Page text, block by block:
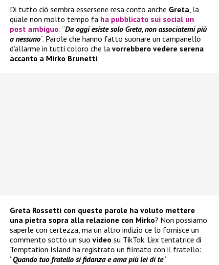
Di tutto ciò sembra essersene resa conto anche Greta, la
quale non molto tempo fa ha pubblicato sui social un
post ambiguo: “Da oggi esiste solo Greta, non associatemi più
a nessuno“. Parole che hanno fatto suonare un campanello
d’allarme in tutti coloro che la vorrebbero vedere serena
accanto a Mirko Brunetti.
Greta Rossetti con queste parole ha voluto mettere
una pietra sopra alla relazione con Mirko? Non possiamo
saperle con certezza, ma un altro indizio ce lo fornisce un
commento sotto un suo video su TikTok. L’ex tentatrice di
Temptation Island ha registrato un filmato con il fratello:
“Quando tuo fratello si fidanza e ama più lei di te“.